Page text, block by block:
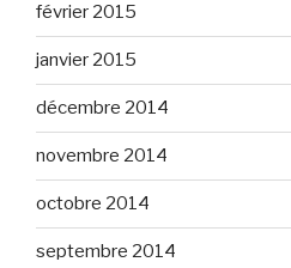
février 2015
janvier 2015
décembre 2014
novembre 2014
octobre 2014
septembre 2014